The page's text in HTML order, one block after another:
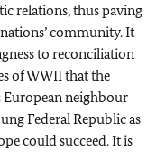
relations, thus paving
community. It
to reconciliation
of WWII that the
European neighbour
Federal Republic as
could succeed. It is